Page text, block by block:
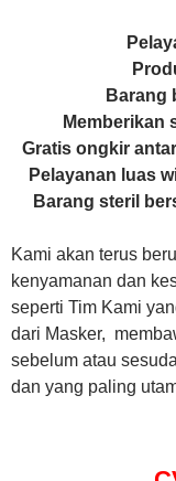
Barang
Memberikan
Gratis ongkir
Pelayanan luas
Barang steril
Kami akan terus
kenyamanan dan
seperti Tim Kami
dari Masker,
sebelum atau
dan yang paling